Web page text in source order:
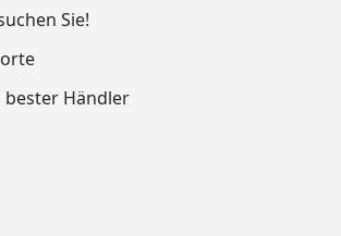
Sie!
bester Händler